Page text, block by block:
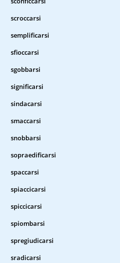
scroccarsi
semplificarsi
sfioccarsi
sgobbarsi
significarsi
sindacarsi
smaccarsi
snobbarsi
sopraedificarsi
spaccarsi
spiaccicarsi
spiccicarsi
spiombarsi
spregiudicarsi
sradicarsi